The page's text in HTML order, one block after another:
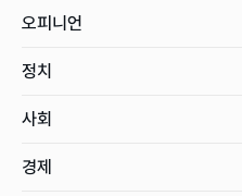
오피니언
정치
사회
경제